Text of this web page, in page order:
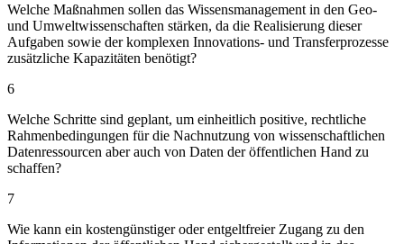
Welche Maßnahmen sollen das Wissensmanagement in den Geo-
und Umweltwissenschaften stärken, da die Realisierung dieser
Aufgaben sowie der komplexen Innovations- und Transferprozesse
zusätzliche Kapazitäten benötigt?
6
Welche Schritte sind geplant, um einheitlich positive, rechtliche
Rahmenbedingungen für die Nachnutzung von wissenschaftlichen
Datenressourcen aber auch von Daten der öffentlichen Hand zu
schaffen?
7
Wie kann ein kostengünstiger oder entgeltfreier Zugang zu den